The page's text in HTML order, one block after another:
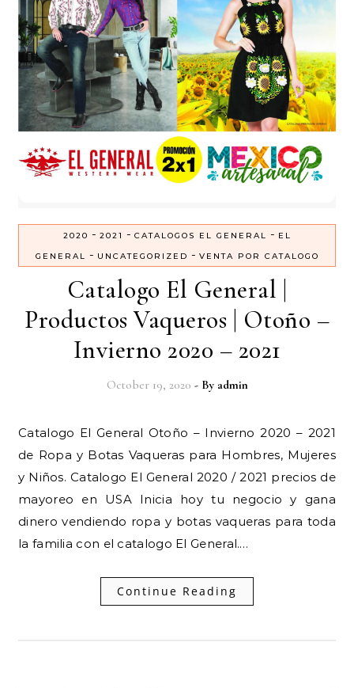
2020 - 2021 - CATALOGOS EL GENERAL - EL
GENERAL - UNCATEGORIZED - VENTA POR CATALOGO
Catalogo El General |
Productos Vaqueros | Otoño –
Invierno 2020 – 2021
October 19, 2020 - By admin
Catalogo El General Otoño – Invierno 2020 – 2021
de Ropa y Botas Vaqueras para Hombres, Mujeres
y Niños. Catalogo El General 2020 / 2021 precios de
mayoreo en USA Inicia hoy tu negocio y gana
dinero vendiendo ropa y botas vaqueras para toda
la familia con el catalogo El General.…
Continue Reading